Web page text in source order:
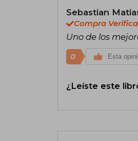
Sebastian
Compra
Uno de los
0 Esta
¿Leíste este